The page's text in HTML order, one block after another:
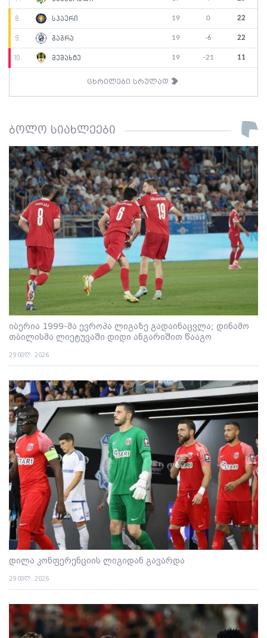
8. სპაერი 19 0 22
9. გაგრა 19 -6 22
10. მეშახტე 19 -21 11
ცხრილები სრულად
ბოლო სიახლეები
იბერია 1999-მა ევროპა ლიგაზე გადაინაცვლა; დინამო
თბილისმა ლიეტუვაში დიდი ანგარიშით წააგო
29 ივლ. 2026
დილა კონფერენციის ლიგიდან გავარდა
29 ივლ. 2026